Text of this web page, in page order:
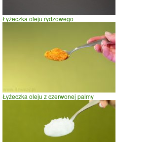
Łyżeczka oleju rydzowego
Łyżeczka oleju z czerwonej palmy